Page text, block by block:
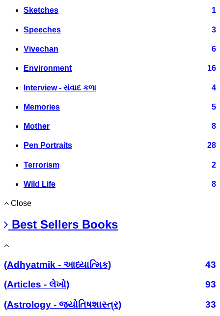
Sketches 1
Speeches 3
Vivechan 6
Environment 16
Interview - સંવાદ કળા 4
Memories 5
Mother 8
Pen Portraits 28
Terrorism 2
Wild Life 8
Close
Best Sellers Books
(Adhyatmik - આધ્યાત્મિક)
43
(Articles - લેખો)
93
(Astrology - જ્યોતિષશાસ્ત્ર)
33